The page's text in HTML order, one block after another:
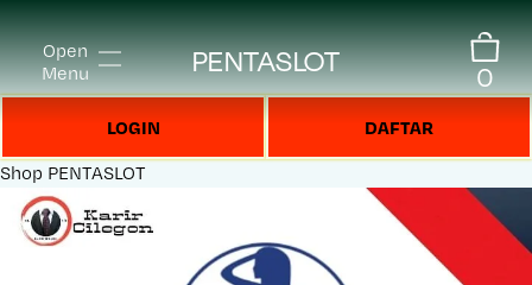
Open
Menu
PENTASLOT 0
LOGIN DAFTAR
Shop PENTASLOT